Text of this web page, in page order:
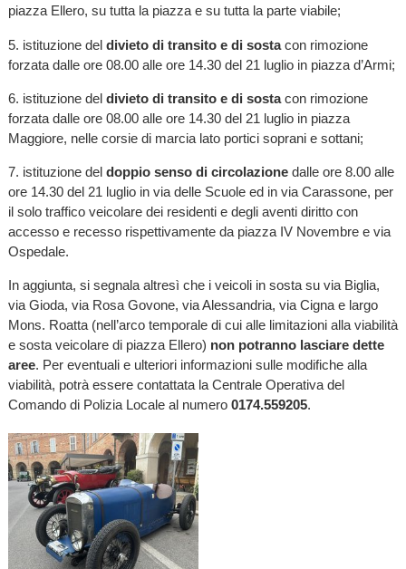
piazza Ellero, su tutta la piazza e su tutta la parte viabile;
5. istituzione del divieto di transito e di sostacon rimozione
forzata dalle ore 08.00 alle ore 14.30 del 21 luglio in piazza d’Armi;
6. istituzione del divieto di transito e di sostacon rimozione
forzata dalle ore 08.00 alle ore 14.30 del 21 luglio in piazza
Maggiore, nelle corsie di marcia lato portici soprani e sottani;
7. istituzione del doppio senso di circolazionedalle ore 8.00 alle
ore 14.30 del 21 luglio in via delle Scuole ed in via Carassone, per
il solo traffico veicolare dei residenti e degli aventi diritto con
accesso e recesso rispettivamente da piazza IV Novembre e via
Ospedale.
In aggiunta, si segnala altresì che i veicoli in sosta su via Biglia,
via Gioda, via Rosa Govone, via Alessandria, via Cigna e largo
Mons. Roatta (nell’arco temporale di cui alle limitazioni alla viabilità
e sosta veicolare di piazza Ellero) non potranno lasciare dette
aree. Per eventuali e ulteriori informazioni sulle modifiche alla
viabilità, potrà essere contattata la Centrale Operativa del
Comando di Polizia Locale al numero 0174.559205.